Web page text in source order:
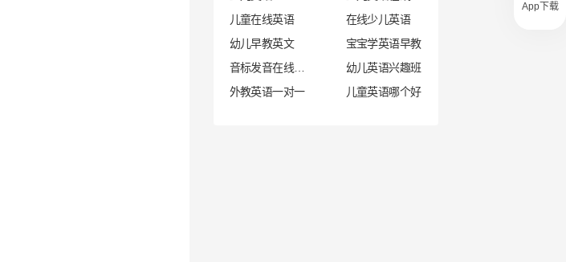
儿童在线英语
在线少儿英语
幼儿早教英文
宝宝学英语早教
幼儿英语兴趣班
外教英语一对一
儿童英语哪个好
App下载